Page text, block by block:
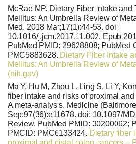
McRae MP. Dietary Fiber Intake and
Mellitus: An Umbrella Review of
Med. 2018 Mar;17(1):44-53. doi:
10.1016/j.jcm.2017.11.002. Epub
PubMed PMID: 29628808; PubMed
PMC5883628. Dietary Fiber Intake
Mellitus: An Umbrella Review of
(nih.gov)
Ma Y, Hu M, Zhou L, Ling S, Li Y,
fiber intake and risks of proximal
A meta-analysis. Medicine
Sep;97(36):e11678. doi: 10.1097/
Review. PubMed PMID: 30200062;
PMCID: PMC6133424. Dietary fiber
proximal and distal colon cancers –